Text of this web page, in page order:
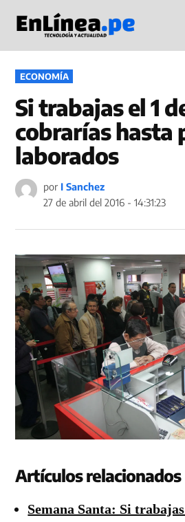
contenido
en
PUBLICADO
EN
ECONOMÍA
Si trabajas el 1
cobrarías hasta
laborados
por I Sanchez
27 de abril del 2016 - 14:31:23
Artículos relacionados
Semana Santa: Si